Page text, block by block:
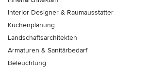
Interior Designer & Raumausstatter
Küchenplanung
Landschaftsarchitekten
Armaturen & Sanitärbedarf
Beleuchtung